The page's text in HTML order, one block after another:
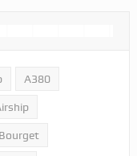
A380
Bourget